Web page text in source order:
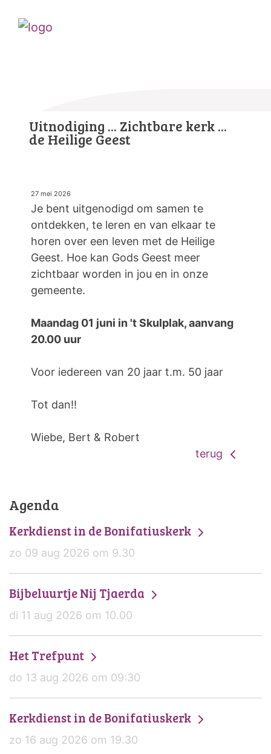
Uitnodiging ... Zichtbare kerk ...
de Heilige Geest
27 mei 2026
Je bent uitgenodigd om samen te
ontdekken, te leren en van elkaar te
horen over een leven met de Heilige
Geest. Hoe kan Gods Geest meer
zichtbaar worden in jou en in onze
gemeente.
Maandag 01 juni in 't Skulplak, aanvang
20.00 uur
Voor iedereen van 20 jaar t.m. 50 jaar
Tot dan!!
Wiebe, Bert & Robert
terug
Agenda
Kerkdienst in de Bonifatiuskerk
zo 09 aug 2026 om 9.30
Bijbeluurtje Nij Tjaerda
di 11 aug 2026 om 10.00
Het Trefpunt
do 13 aug 2026 om 09:30
Kerkdienst in de Bonifatiuskerk
zo 16 aug 2026 om 19.30